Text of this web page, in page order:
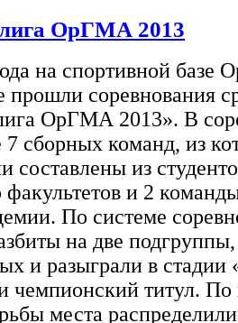
ОрГМА 2013
на спортивной базе
прошли соревнования
ОрГМА 2013». В
7 сборных команд, из
составлены из
факультетов и 2
По системе
на две
и разыграли в стадии
чемпионский титул. По
места